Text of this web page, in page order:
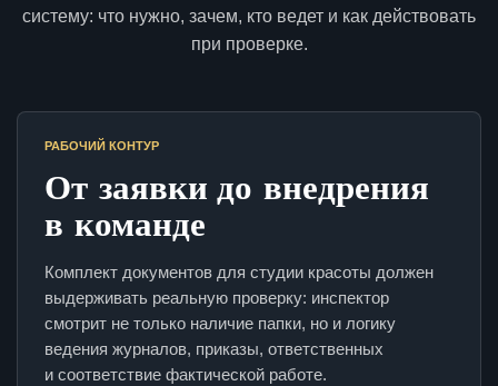
систему: что нужно, зачем, кто ведет и как действовать
при проверке.
РАБОЧИЙ КОНТУР
От заявки до внедрения
в команде
Комплект документов для студии красоты должен
выдерживать реальную проверку: инспектор
смотрит не только наличие папки, но и логику
ведения журналов, приказы, ответственных
и соответствие фактической работе.